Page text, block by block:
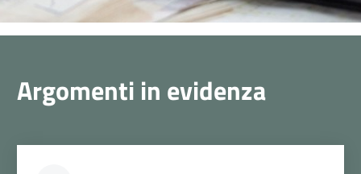
Argomenti in evidenza